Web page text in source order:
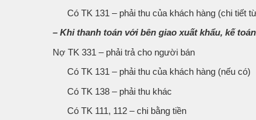
Có TK 131 – phải thu của khách hàng (chi tiết
– Khi thanh toán với bên giao xuất khẩu, kế
Nợ TK 331 – phải trả cho người bán
Có TK 131 – phải thu của khách hàng (nếu có)
Có TK 138 – phải thu khác
Có TK 111, 112 – chi bằng tiền